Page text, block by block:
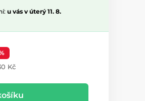
u vás v úterý 11. 8.
Kč